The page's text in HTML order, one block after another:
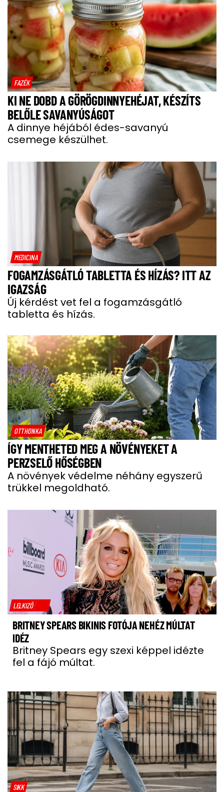
FAZÉK
KI NE DOBD A GÖRÖGDINNYEHÉJAT, KÉSZÍTS
BELŐLE SAVANYÚSÁGOT
A dinnye héjából édes-savanyú
csemege készülhet.
MEDICINA
FOGAMZÁSGÁTLÓ TABLETTA ÉS HÍZÁS? ITT AZ
IGAZSÁG
Új kérdést vet fel a fogamzásgátló
tabletta és hízás.
OTTHONKA
ÍGY MENTHETED MEG A NÖVÉNYEKET A
PERZSELŐ HŐSÉGBEN
A növények védelme néhány egyszerű
trükkel megoldható.
LELKIZŐ
BRITNEY SPEARS BIKINIS FOTÓJA NEHÉZ MÚLTAT
IDÉZ
Britney Spears egy szexi képpel idézte
fel a fájó múltat.
SIKK